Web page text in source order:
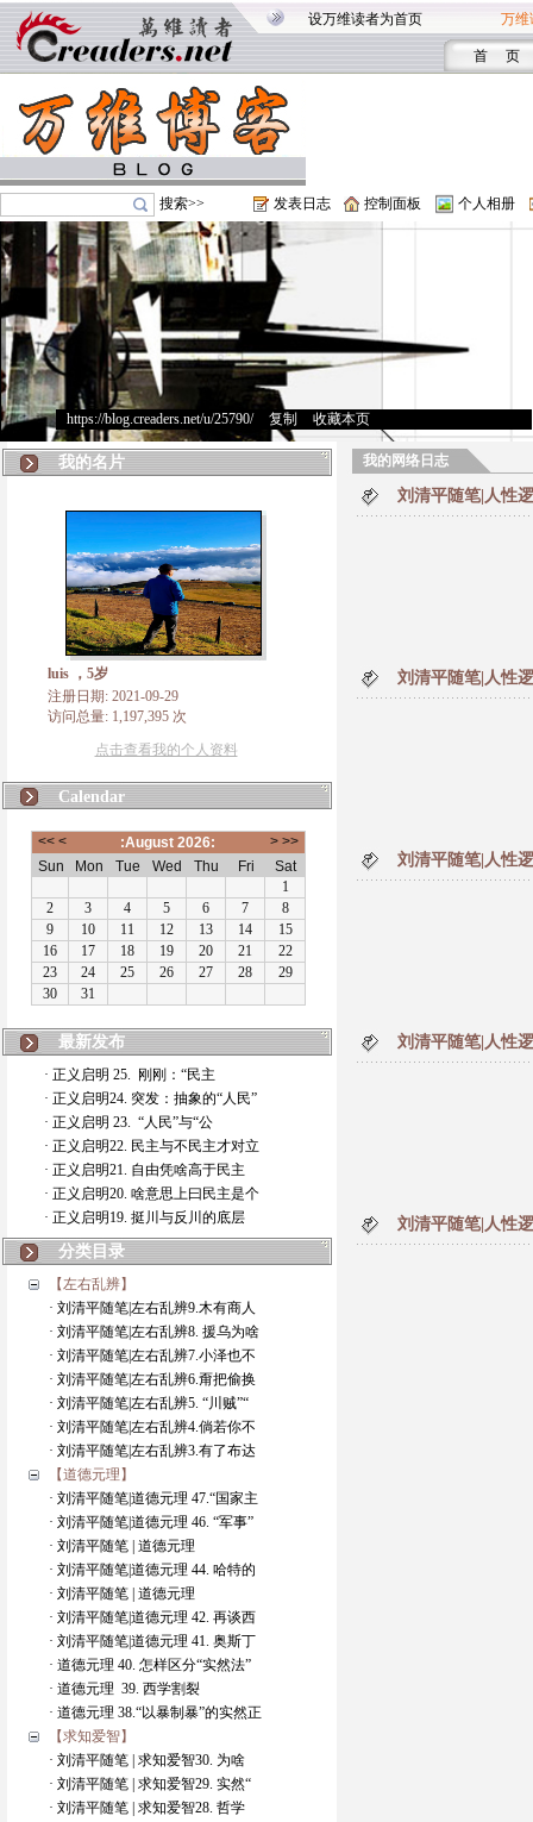
设万维读者为首页 万维
首 页
搜索>> 发表日志 控制面板 个人相册
https://blog.creaders.net/u/25790/> 复制 收藏本页
我的名片
luis ，5岁
注册日期: 2021-09-29
访问总量: 1,197,395 次
点击查看我的个人资料
Calendar
最新发布
· 正义启明 25. 刚刚：“民主
· 正义启明24. 突发：抽象的“人民”
· 正义启明 23. “人民”与“公
· 正义启明22. 民主与不民主才对立
· 正义启明21. 自由凭啥高于民主
· 正义启明20. 啥意思上曰民主是个
· 正义启明19. 挺川与反川的底层
分类目录
【左右乱辨】
· 刘清平随笔|左右乱辨9.木有商人
· 刘清平随笔|左右乱辨8. 援乌为啥
· 刘清平随笔|左右乱辨7.小泽也不
· 刘清平随笔|左右乱辨6.甭把偷换
· 刘清平随笔|左右乱辨5. “川贼”“
· 刘清平随笔|左右乱辨4.倘若你不
· 刘清平随笔|左右乱辨3.有了布达
【道德元理】
· 刘清平随笔|道德元理 47.“国家主
· 刘清平随笔|道德元理 46. “军事”
· 刘清平随笔 | 道德元理
· 刘清平随笔|道德元理 44. 哈特的
· 刘清平随笔 | 道德元理
· 刘清平随笔|道德元理 42. 再谈西
· 刘清平随笔|道德元理 41. 奥斯丁
· 道德元理 40. 怎样区分“实然法”
· 道德元理 39. 西学割裂
· 道德元理 38.“以暴制暴”的实然正
【求知爱智】
· 刘清平随笔 | 求知爱智30. 为啥
· 刘清平随笔 | 求知爱智29. 实然“
· 刘清平随笔 | 求知爱智28. 哲学
我的网络日志
刘清平随笔|人性
刘清平随笔|人性
刘清平随笔|人性
刘清平随笔|人性
刘清平随笔|人性